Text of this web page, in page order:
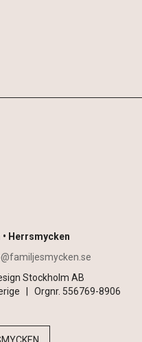
Herrsmycken
Stockholm AB
| Orgnr. 556769-8906